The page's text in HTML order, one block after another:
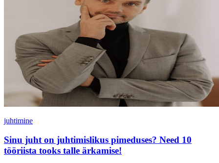
juhtimine
Sinu juht on juhtimislikus pimeduses? Need 10
tööriista tooks talle ärkamise!